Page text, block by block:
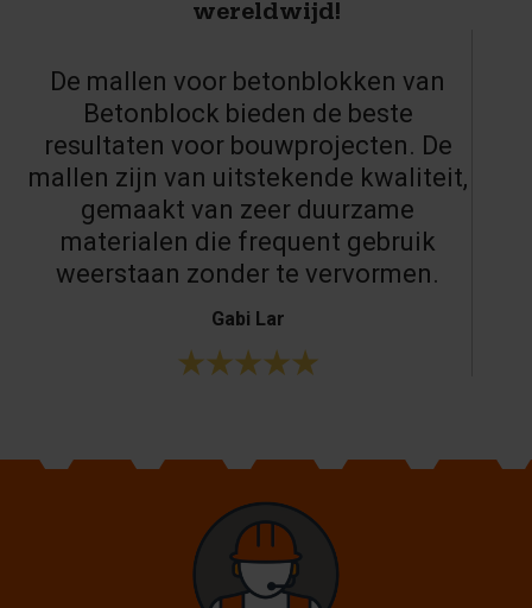
wereldwijd!
De mallen voor betonblokken van
Betonblock bieden de beste
resultaten voor bouwprojecten. De
mallen zijn van uitstekende kwaliteit,
gemaakt van zeer duurzame
materialen die frequent gebruik
weerstaan zonder te vervormen.
Gabi Lar